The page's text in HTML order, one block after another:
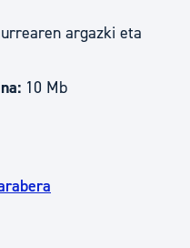
argazki eta
10 Mb